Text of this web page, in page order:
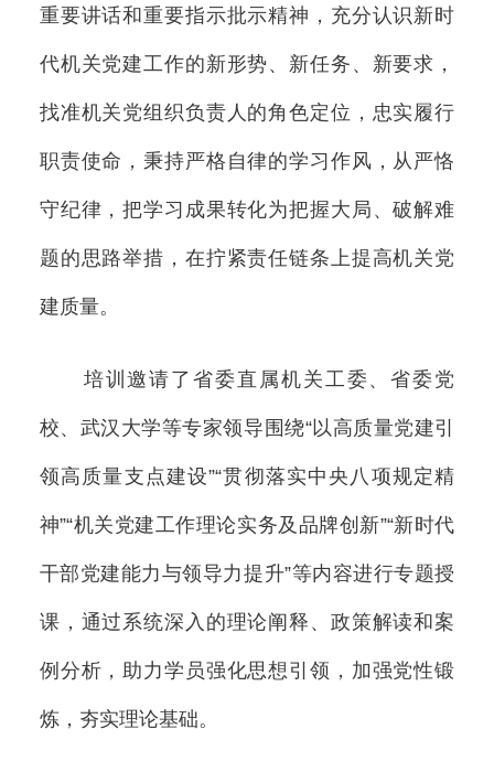
重要讲话和重要指示批示精神，充分认识新时
代机关党建工作的新形势、新任务、新要求，
找准机关党组织负责人的角色定位，忠实履行
职责使命，秉持严格自律的学习作风，从严恪
守纪律，把学习成果转化为把握大局、破解难
题的思路举措，在拧紧责任链条上提高机关党
建质量。
培训邀请了省委直属机关工委、省委党
校、武汉大学等专家领导围绕“以高质量党建引
领高质量支点建设”“贯彻落实中央八项规定精
神”“机关党建工作理论实务及品牌创新”“新时代
干部党建能力与领导力提升”等内容进行专题授
课，通过系统深入的理论阐释、政策解读和案
例分析，助力学员强化思想引领，加强党性锻
炼，夯实理论基础。